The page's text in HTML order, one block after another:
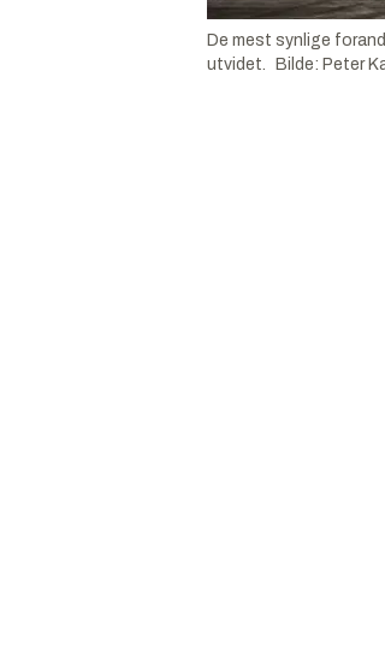
De mest synlige
utvidet.
Bilde: Peter